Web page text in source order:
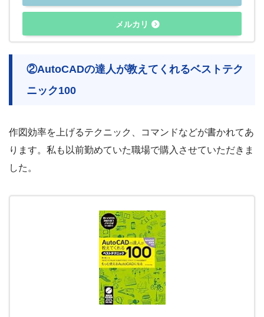
メルカリ
②AutoCADの達人が教えてくれるベストテク
ニック100
作図効率を上げるテクニック、コマンドなどが書かれてあ
ります。私も以前勤めていた職場で購入させていただきま
した。